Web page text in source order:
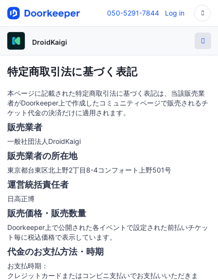
050-5291-7844 Log in
DroidKaigi
特定商取引法に基づく表記
本ページに記載された特定商取引法に基づく表記は、当該販売業
者がDoorkeeper上で作成したコミュニティページで販売されるチ
ケット代金の決済だけに適用されます。
販売業者
一般社団法人DroidKaigi
販売業者の所在地
東京都台東区北上野2丁目8-4コンフォート上野501号
運営統括責任者
日高正博
販売価格・販売数量
Doorkeeper上で公開された各イベントで設定された前払いチケッ
ト毎に税込価格で表示しています。
代金のお支払方法・時期
お支払時期：
クレジットカードまたはコンビニ支払いでお支払いいただきま